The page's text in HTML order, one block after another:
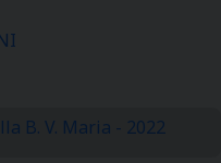
B. V. Maria - 2022